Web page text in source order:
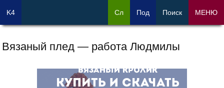
Вязаный плед — работа Людмилы
K4 Сл Под Поиск МЕНЮ